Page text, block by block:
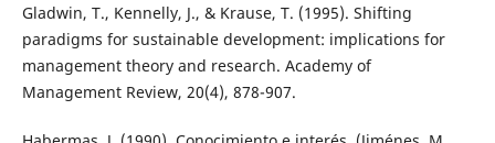
Gladwin, T., Kennelly, J., & Krause, T. (1995). Shifting
paradigms for sustainable development: implications for
management theory and research. Academy of
Management Review, 20(4), 878-907.